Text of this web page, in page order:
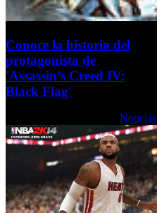
Conoce la historia del
protagonista de
'Assassin’s Creed IV:
Black Flag'
Noticias